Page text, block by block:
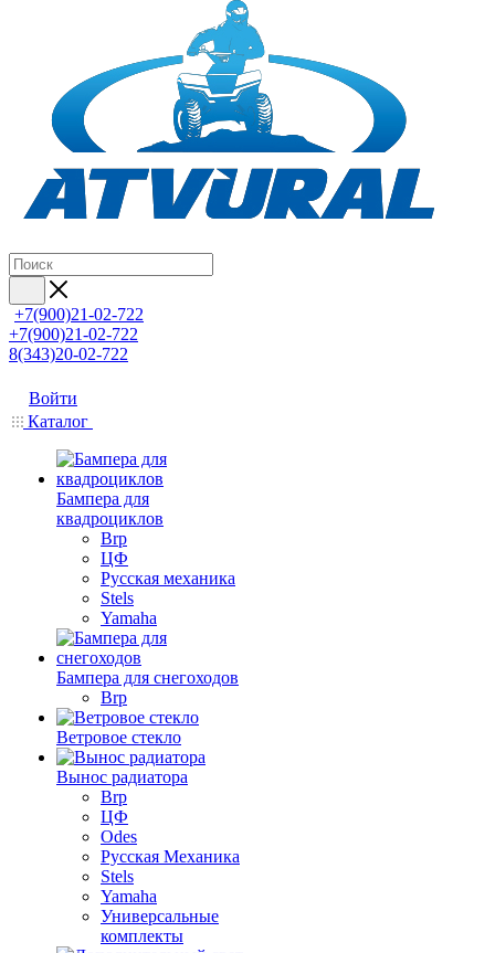
+7(900)21-02-722
+7(900)21-02-722
8(343)20-02-722
Войти
Каталог
Бампера для
квадроциклов
Brp
ЦФ
Русская механика
Stels
Yamaha
Бампера для снегоходов
Brp
Ветровое стекло
Вынос радиатора
Brp
ЦФ
Odes
Русская Механика
Stels
Yamaha
Универсальные
комплекты